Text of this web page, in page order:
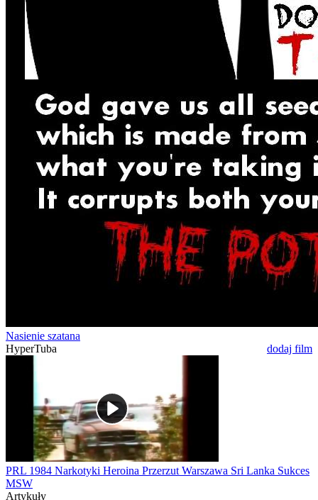
Nasienie szatana
HyperTuba
dodaj film
PRL 1984 Narkotyki Heroina Przerzut Warszawa Sri Lanka Sukces
MSW
Artykuły